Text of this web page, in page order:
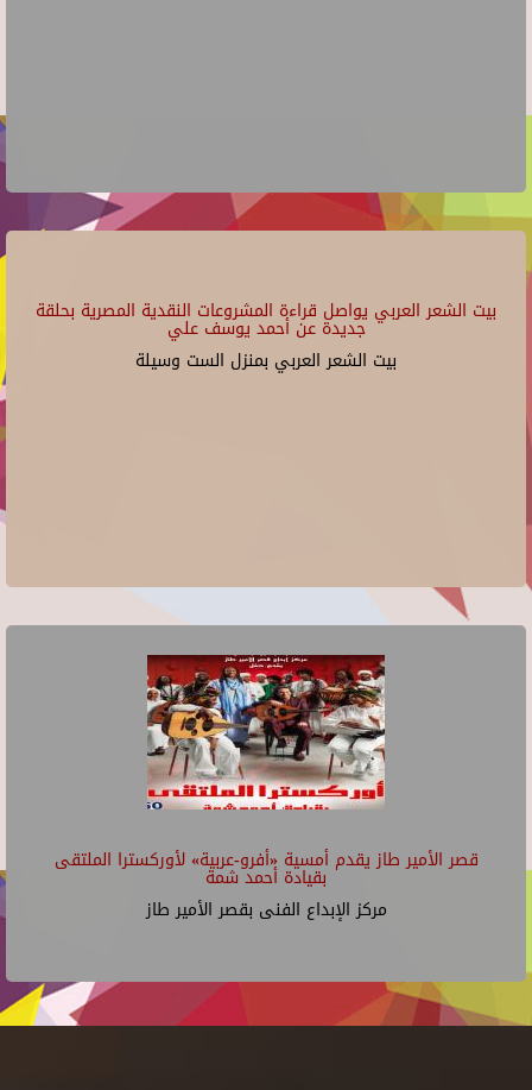
بيت الشعر العربي يواصل قراءة المشروعات النقدية المصرية بحلقة
جديدة عن أحمد يوسف علي
بيت الشعر العربي بمنزل الست وسيلة
قصر الأمير طاز يقدم أمسية «أفرو-عربية» لأوركسترا الملتقى
بقيادة أحمد شمة
مركز الإبداع الفنى بقصر الأمير طاز